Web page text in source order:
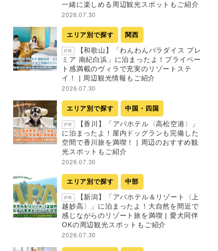
一緒に楽しめる周辺観光スポットもご紹介
2026.07.30
エリア別で探す 関西
PR
【和歌山】「わんわんパラダイス プレ
ミア 南紀白浜」に泊まったよ！プライベー
ト感満載のヴィラで充実のリゾートステ
イ！ | 周辺観光情報もご紹介
2026.07.30
エリア別で探す 中国・四国
PR
【香川】「アパホテル〈高松空港〉」
に泊まったよ！屋内ドッグランも完備した
空間で香川旅を満喫！ | 周辺のおすすめ観
光スポットもご紹介
2026.07.30
エリア別で探す 中部
PR
【新潟】「アパホテル＆リゾート〈上
越妙高〉」に泊まったよ！大自然を間近で
感じながらのリゾート旅を満喫 | 愛犬同伴
OKの周辺観光スポットもご紹介
2026.07.30